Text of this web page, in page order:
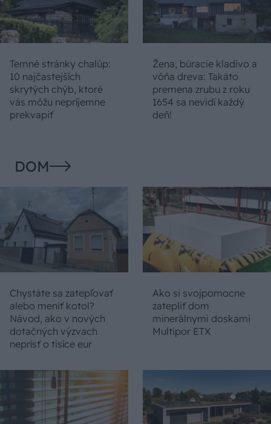
Temné stránky chalúp:
10 najčastejších
skrytých chýb, ktoré
vás môžu nepríjemne
prekvapiť
Žena, búracie kladivo a
vôňa dreva: Takáto
premena zrubu z roku
1654 sa nevidí každý
deň!
DOM
Chystáte sa zatepľovať
alebo meniť kotol?
Návod, ako v nových
dotačných výzvach
neprísť o tisíce eur
Ako si svojpomocne
zatepliť dom
minerálnymi doskami
Multipor ETX